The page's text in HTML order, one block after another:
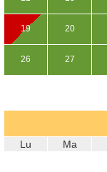
19 20
26 27
Lu Ma